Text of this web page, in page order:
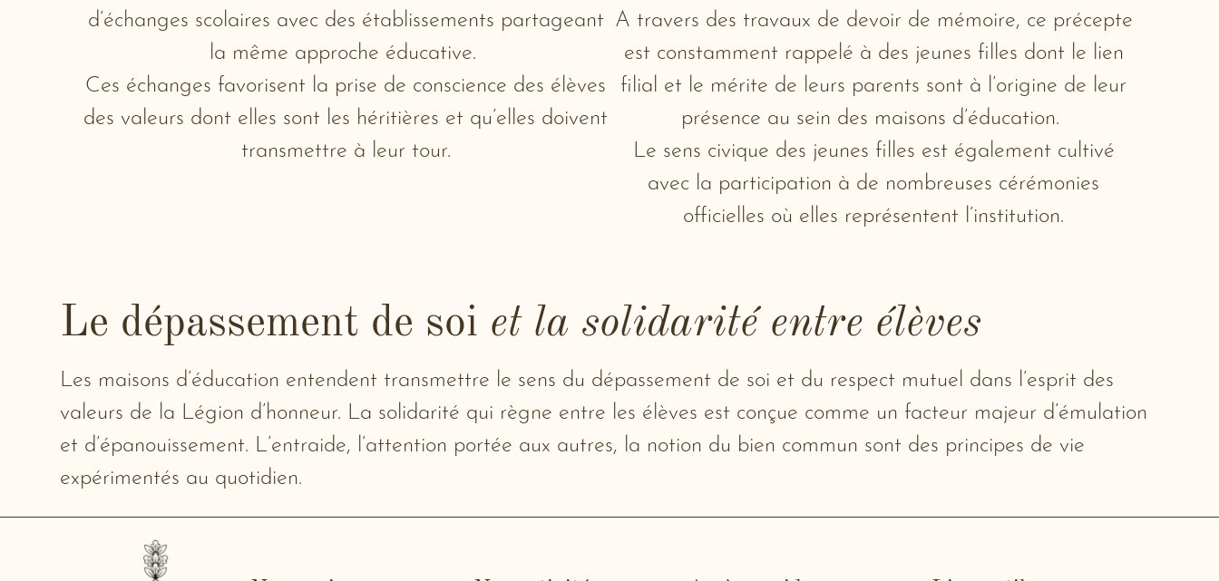
d’échanges scolaires avec des établissements partageant
la même approche éducative.
Ces échanges favorisent la prise de conscience des élèves
des valeurs dont elles sont les héritières et qu’elles doivent
transmettre à leur tour.
A travers des travaux de devoir de mémoire, ce précepte
est constamment rappelé à des jeunes filles dont le lien
filial et le mérite de leurs parents sont à l’origine de leur
présence au sein des maisons d’éducation.
Le sens civique des jeunes filles est également cultivé
avec la participation à de nombreuses cérémonies
officielles où elles représentent l’institution.
Le dépassement de soi et la solidarité entre élèves
Les maisons d’éducation entendent transmettre le sens du dépassement de soi et du respect mutuel dans l’esprit des
valeurs de la Légion d’honneur. La solidarité qui règne entre les élèves est conçue comme un facteur majeur d’émulation
et d’épanouissement. L’entraide, l’attention portée aux autres, la notion du bien commun sont des principes de vie
expérimentés au quotidien.